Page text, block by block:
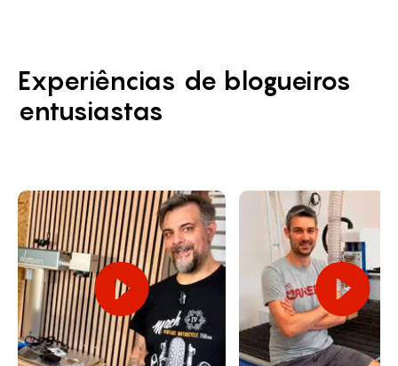
Experiências de blogueiros
entusiastas